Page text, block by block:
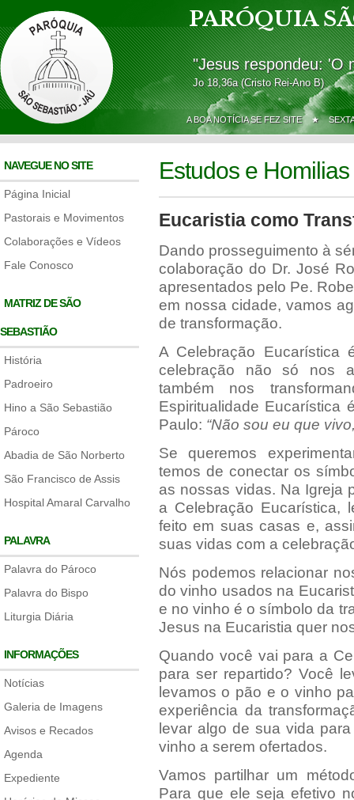
PARÓQUIA
"Jesus respondeu: 'O
Jo 18,36a (Cristo Rei-Ano B)
A BOA NOTÍCIA SE FEZ SITE ★
NAVEGUE NO SITE
Página Inicial
Pastorais e Movimentos
Colaborações e Vídeos
Fale Conosco
MATRIZ DE SÃO
SEBASTIÃO
História
Padroeiro
Hino a São Sebastião
Pároco
Abadia de São Norberto
São Francisco de Assis
Hospital Amaral Carvalho
PALAVRA
Palavra do Pároco
Palavra do Bispo
Liturgia Diária
INFORMAÇÕES
Notícias
Galeria de Imagens
Avisos e Recados
Agenda
Expediente
Estudos e Homilias
Eucaristia como
Dando prosseguimento à
colaboração do Dr. José
apresentados pelo Pe.
em nossa cidade, vamos
de transformação.
A Celebração Eucarística
celebração não só nos
também nos
Espiritualidade Eucarística
Paulo: “Não sou eu que
Se queremos
temos de conectar os
as nossas vidas. Na Igreja
a Celebração
feito em suas casas e,
suas vidas com a
Nós podemos relacionar
do vinho usados na
e no vinho é o símbolo da
Jesus na Eucaristia quer
Quando você vai para a
para ser repartido? Você
levamos o pão e o vinho
experiência da
levar algo de sua vida
vinho a serem ofertados.
Vamos partilhar um
Para que ele seja efetivo